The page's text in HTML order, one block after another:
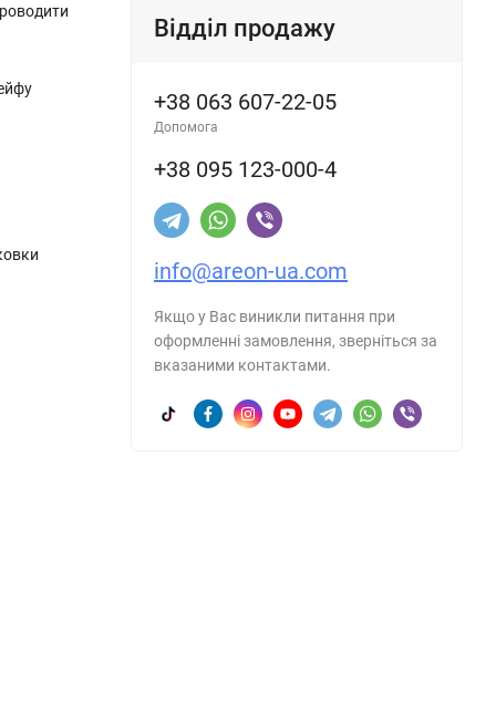
Відділ продажу
+38 063 607-22-05
Допомога
+38 095 123-000-4
info@areon-ua.com
Якщо у Вас виникли питання при
оформленні замовлення, зверніться за
вказаними контактами.